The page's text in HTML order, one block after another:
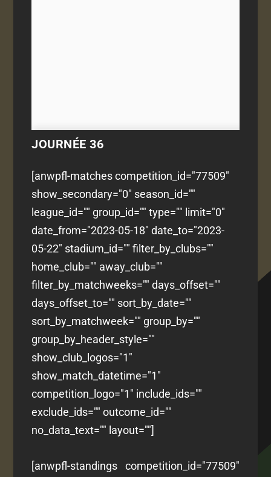
JOURNÉE 36
[anwpfl-matches competition_id="77509"
show_secondary="0" season_id=""
league_id="" group_id="" type="" limit="0"
date_from="2023-05-18" date_to="2023-
05-22" stadium_id="" filter_by_clubs=""
home_club="" away_club=""
filter_by_matchweeks="" days_offset=""
days_offset_to="" sort_by_date=""
sort_by_matchweek="" group_by=""
group_by_header_style=""
show_club_logos="1"
show_match_datetime="1"
competition_logo="1" include_ids=""
exclude_ids="" outcome_id=""
no_data_text="" layout=""]
[anwpfl-standings competition_id="77509"